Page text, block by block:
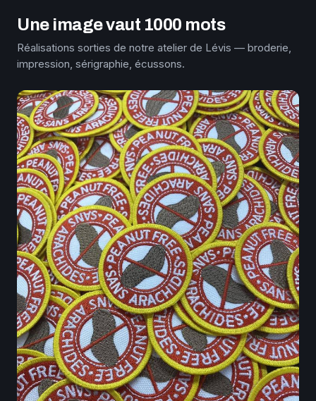
Une image vaut 1000 mots
Réalisations sorties de notre atelier de Lévis — broderie,
impression, sérigraphie, écussons.